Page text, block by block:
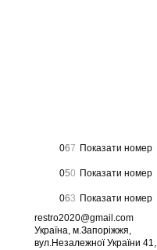
067 Показати номер
050 Показати номер
063 Показати номер
restro2020@gmail.com
Україна, м.Запоріжжя,
вул.Незалежної України 41,